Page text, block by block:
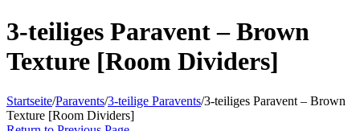
3-teiliges Paravent – Brown
Texture [Room Dividers]
Startseite/Paravents/3-teilige Paravents/3-teiliges Paravent – Brown
Texture [Room Dividers]